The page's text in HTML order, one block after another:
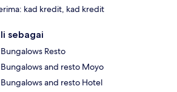
kad kredit, kad kredit
sebagai
Resto
and resto Moyo
and resto Hotel